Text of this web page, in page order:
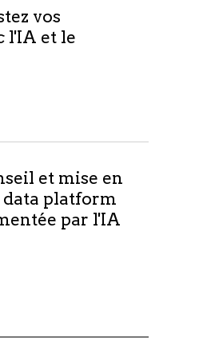
vos
l'IA et le
et mise en
platform
par l'IA